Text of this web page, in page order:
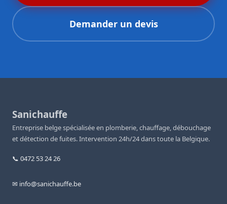
Demander un devis
Sanichauffe
Entreprise belge spécialisée en plomberie, chauffage, débouchage
et détection de fuites. Intervention 24h/24 dans toute la Belgique.
📞 0472 53 24 26
✉ info@sanichauffe.be